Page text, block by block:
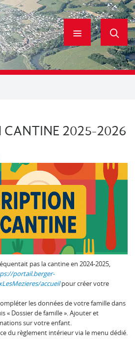
CANTINE 2025-2026
pas la cantine en 2024-2025,
portail.berger-
accueilpour créer votre
les données de votre famille dans
« Dossier de famille ». Ajouter et
sur votre enfant.
du règlement intérieur via le menu dédié.